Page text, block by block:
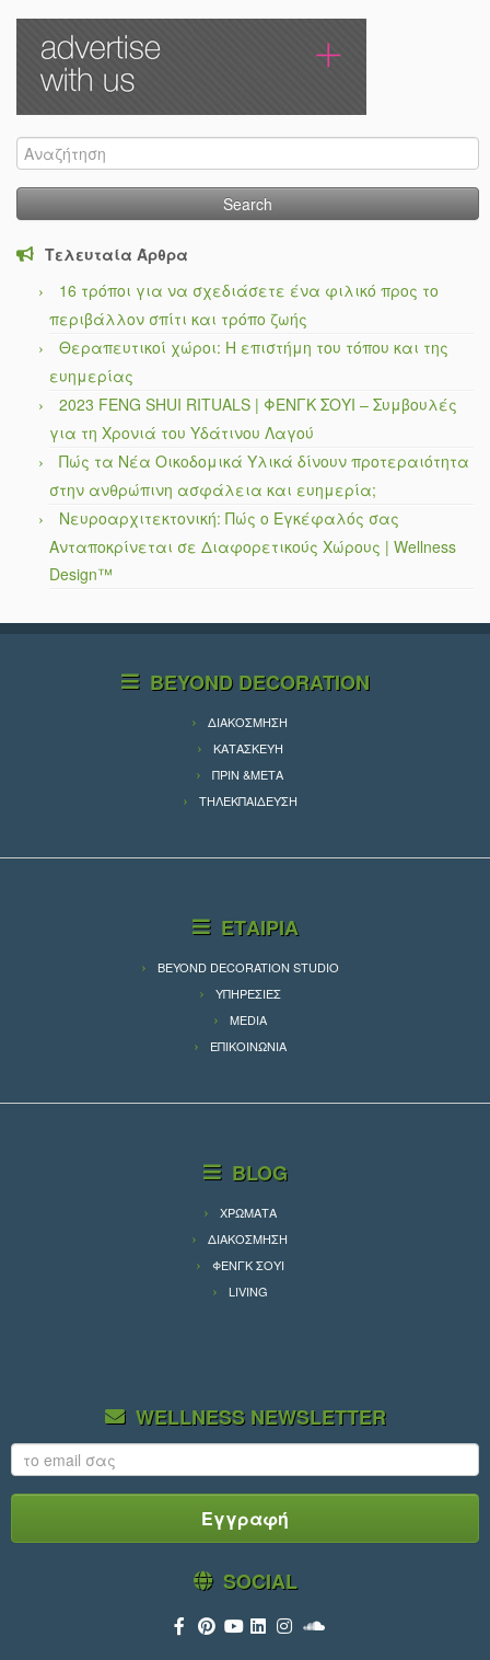
Search
for:
Τελευταία Άρθρα
16 τρόποι για να σχεδιάσετε ένα φιλικό προς το
περιβάλλον σπίτι και τρόπο ζωής
Θεραπευτικοί χώροι: Η επιστήμη του τόπου και της
ευημερίας
2023 FENG SHUI RITUALS | ΦΕΝΓΚ ΣΟΥΙ – Συμβουλές
για τη Χρονιά του Υδάτινου Λαγού
Πώς τα Νέα Οικοδομικά Υλικά δίνουν προτεραιότητα
στην ανθρώπινη ασφάλεια και ευημερία;
Νευροαρχιτεκτονική: Πώς ο Εγκέφαλός σας
Ανταποκρίνεται σε Διαφορετικούς Χώρους | Wellness
Design™
BEYOND DECORATION
ΔΙΑΚΟΣΜΗΣΗ
ΚΑΤΑΣΚΕΥΗ
ΠΡΙΝ &ΜΕΤΑ
ΤΗΛΕΚΠΑΙΔΕΥΣΗ
ΕΤΑΙΡΙΑ
BEYOND DECORATION STUDIO
ΥΠΗΡΕΣΙΕΣ
MEDIA
ΕΠΙΚΟΙΝΩΝΙΑ
BLOG
ΧΡΩΜΑΤΑ
ΔΙΑΚΟΣΜΗΣΗ
ΦΕΝΓΚ ΣΟΥΙ
LIVING
WELLNESS NEWSLETTER
SOCIAL